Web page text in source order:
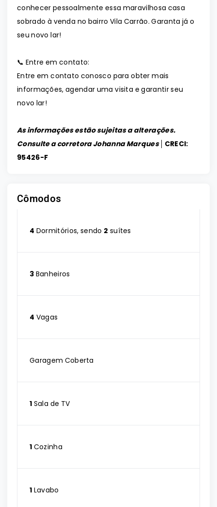
conhecer pessoalmente essa maravilhosa casa
sobrado à venda no bairro Vila Carrão. Garanta já o
seu novo lar!
📞 Entre em contato:
Entre em contato conosco para obter mais
informações, agendar uma visita e garantir seu
novo lar!
As informações estão sujeitas a alterações.
Consulte a corretora Johanna Marques │ CRECI:
95426-F
Cômodos
4 Dormitórios, sendo 2 suítes
3 Banheiros
4 Vagas
Garagem Coberta
1 Sala de TV
1 Cozinha
1 Lavabo